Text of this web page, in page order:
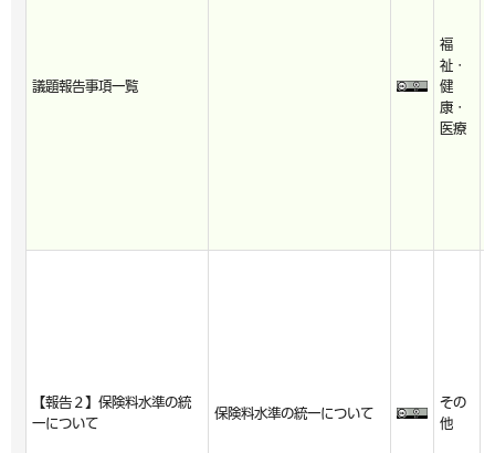
議題報告事項一覧
福
祉・
健
康・
医療
【報告２】保険料水準の統
一について
保険料水準の統一について
その
他